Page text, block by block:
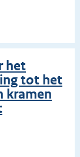
het
tot het
kramen